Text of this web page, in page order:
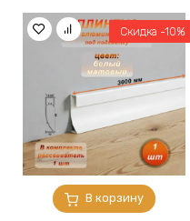
В корзину
Скидка -10%